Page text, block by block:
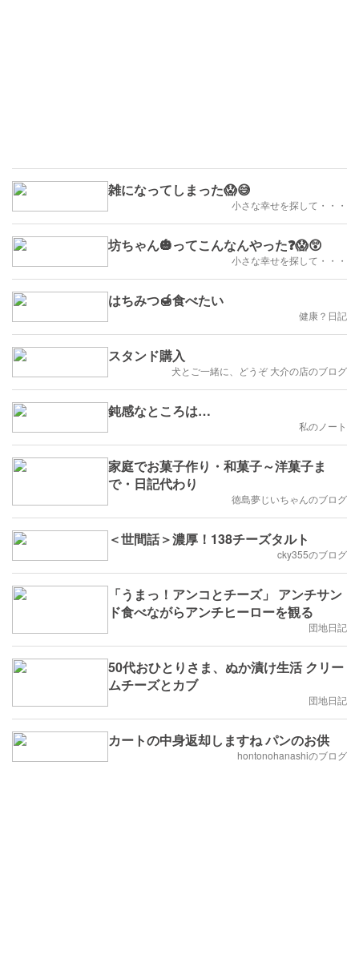
雑になってしまった😱😅
小さな幸せを探して・・・
坊ちゃん🎃ってこんなんやった❓😱😲
小さな幸せを探して・・・
はちみつ🍯食べたい
健康？日記
スタンド購入
犬とご一緒に、どうぞ 大介の店のブログ
鈍感なところは…
私のノート
家庭でお菓子作り・和菓子～洋菓子ま
で・日記代わり
徳島夢じいちゃんのブログ
＜世間話＞濃厚！138チーズタルト
cky355のブログ
「うまっ！アンコとチーズ」 アンチサン
ド食べながらアンチヒーローを観る
団地日記
50代おひとりさま、ぬか漬け生活 クリー
ムチーズとカブ
団地日記
カートの中身返却しますね パンのお供
hontonohanashiのブログ